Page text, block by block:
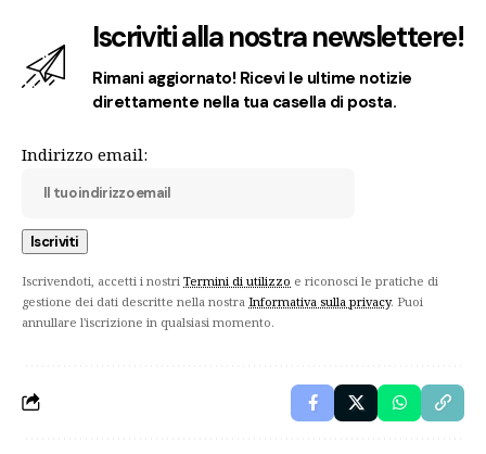
Iscriviti alla nostra newslettere!
Rimani aggiornato! Ricevi le ultime notizie
direttamente nella tua casella di posta.
Indirizzo email:
Iscrivendoti, accetti i nostri Termini di utilizzo e riconosci le pratiche di
gestione dei dati descritte nella nostra Informativa sulla privacy. Puoi
annullare l'iscrizione in qualsiasi momento.